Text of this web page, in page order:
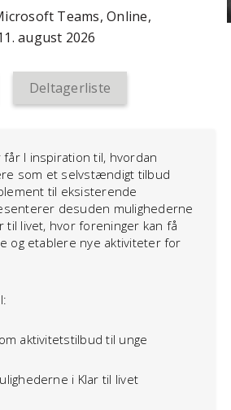
Teams, Online,
august 2026
Deltagerliste
I inspiration til, hvordan
som et selvstændigt tilbud
til eksisterende
desuden mulighederne
til livet, hvor foreninger kan få
og etablere nye aktiviteter for
aktivitetstilbud til unge
i Klar til livet